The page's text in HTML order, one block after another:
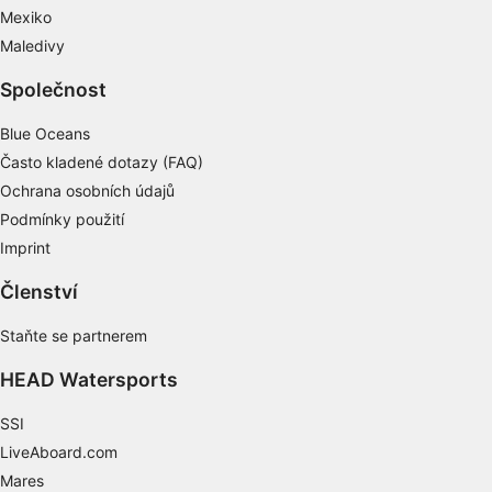
Mexiko
Maledivy
Společnost
Blue Oceans
Často kladené dotazy (FAQ)
Ochrana osobních údajů
Podmínky použití
Imprint
Členství
Staňte se partnerem
HEAD Watersports
SSI
LiveAboard.com
Mares
poloze
Identifikace zařízení na základě aktivně
vyžádaných informací
Účely zpracování, které nesouvisejí s IAB:
Nezbytné